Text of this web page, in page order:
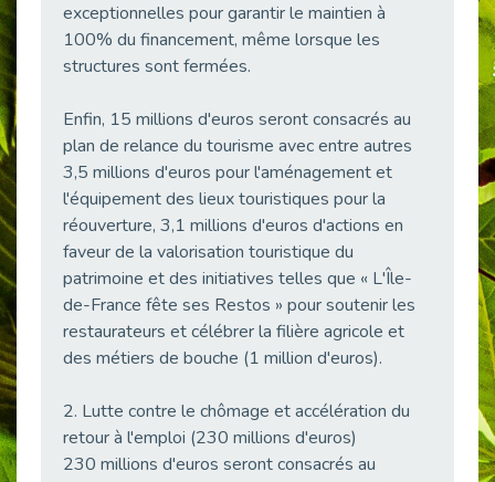
Journée mondiale de sensibilisation à l’autisme
Publié le 31/03/2026
Besoin d’un appui ponctuel expertise handicap ?
Publié le 30/03/2026
Sport2Job Clichy : une édition altoséquanaise avec Cap Emploi 92.
Publié le 30/03/2026
Publié le 27/03/2026
DOETH 2025: Fin de l'écrêtement
Publié le 24/03/2026
Publié le 23/03/2026
Publié le 23/03/2026
exceptionnelles pour garantir le maintien à
100% du financement, même lorsque les
structures sont fermées.
Enfin, 15 millions d'euros seront consacrés au
plan de relance du tourisme avec entre autres
3,5 millions d'euros pour l'aménagement et
l'équipement des lieux touristiques pour la
réouverture, 3,1 millions d'euros d'actions en
faveur de la valorisation touristique du
patrimoine et des initiatives telles que « L'Île-
de-France fête ses Restos » pour soutenir les
restaurateurs et célébrer la filière agricole et
des métiers de bouche (1 million d'euros).
2. Lutte contre le chômage et accélération du
retour à l'emploi (230 millions d'euros)
230 millions d'euros seront consacrés au